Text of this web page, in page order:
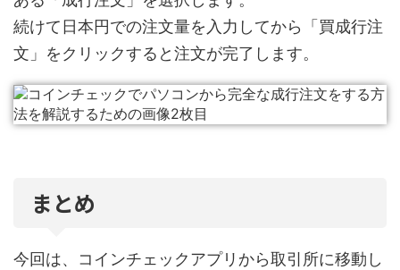
続けて日本円での注文量を入力してから「買成行注
文」をクリックすると注文が完了します。
まとめ
今回は、コインチェックアプリから取引所に移動し